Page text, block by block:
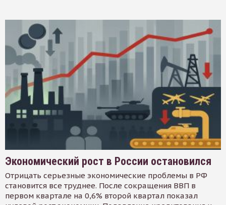
Экономический рост в России остановился
Отрицать серьезные экономические проблемы в РФ
становится все труднее. После сокращения ВВП в
первом квартале на 0,6% второй квартал показал